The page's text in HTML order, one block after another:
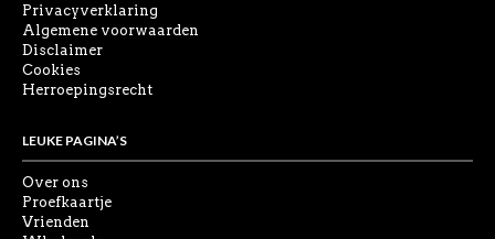
Privacyverklaring
Algemene voorwaarden
Disclaimer
Cookies
Herroepingsrecht
LEUKE PAGINA’S
Over ons
Proefkaartje
Vrienden